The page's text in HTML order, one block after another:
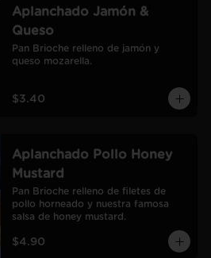
Aplanchado Jamón &
Queso
Pan Brioche relleno de jamón y
queso mozarella.
$3.40
Aplanchado Pollo Honey
Mustard
Pan Brioche relleno de filetes de
pollo horneado y nuestra famosa
salsa de honey mustard.
$4.90